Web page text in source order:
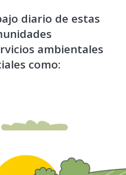
diario de estas
ambientales
como: